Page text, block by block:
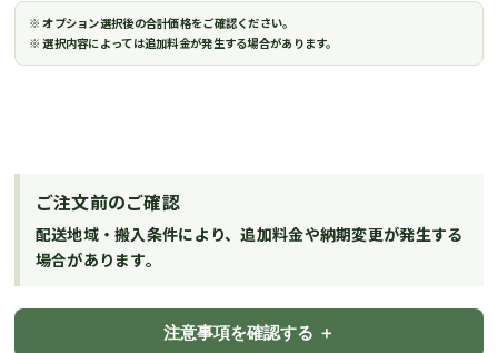
※ オプション選択後の合計価格をご確認ください。
※ 選択内容によっては追加料金が発生する場合があります。
ご注文前のご確認
配送地域・搬入条件により、追加料金や納期変更が発生する
場合があります。
注意事項を確認する